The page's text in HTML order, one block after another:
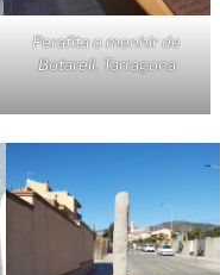
Perafita o menhir de
Botarell, Tarragona